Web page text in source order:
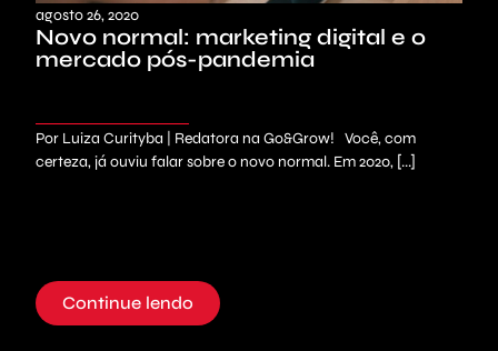
agosto 26, 2020
Novo normal: marketing digital e o
mercado pós-pandemia
Por Luiza Curityba | Redatora na Go&Grow! Você, com
certeza, já ouviu falar sobre o novo normal. Em 2020, [...]
Continue lendo